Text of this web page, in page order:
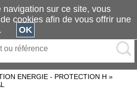
ENERGIE - PROTECTION H »
navigation sur ce site, vous
cookies afin de vous offrir une
OK